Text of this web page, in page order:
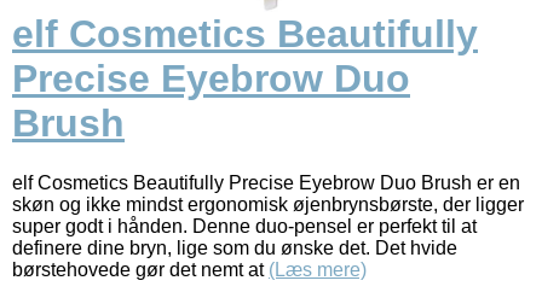
elf Cosmetics Beautifully
Precise Eyebrow Duo
Brush
elf Cosmetics Beautifully Precise Eyebrow Duo Brush er en
skøn og ikke mindst ergonomisk øjenbrynsbørste, der ligger
super godt i hånden. Denne duo-pensel er perfekt til at
definere dine bryn, lige som du ønske det. Det hvide
børstehovede gør det nemt at (Læs mere)